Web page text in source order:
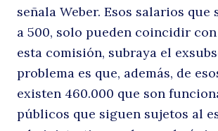
señala Weber. Esos salarios que
a 500, solo pueden coincidir
esta comisión, subraya el
problema es que, además, de
existen 460.000 que son
públicos que siguen sujetos al